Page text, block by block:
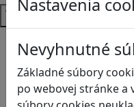
Nastavenia
Nevyhnutné
Základné súbory
po webovej stránke a
Témy
Bezpečnosť na
Čítanie s
Digitálna
Ekológia